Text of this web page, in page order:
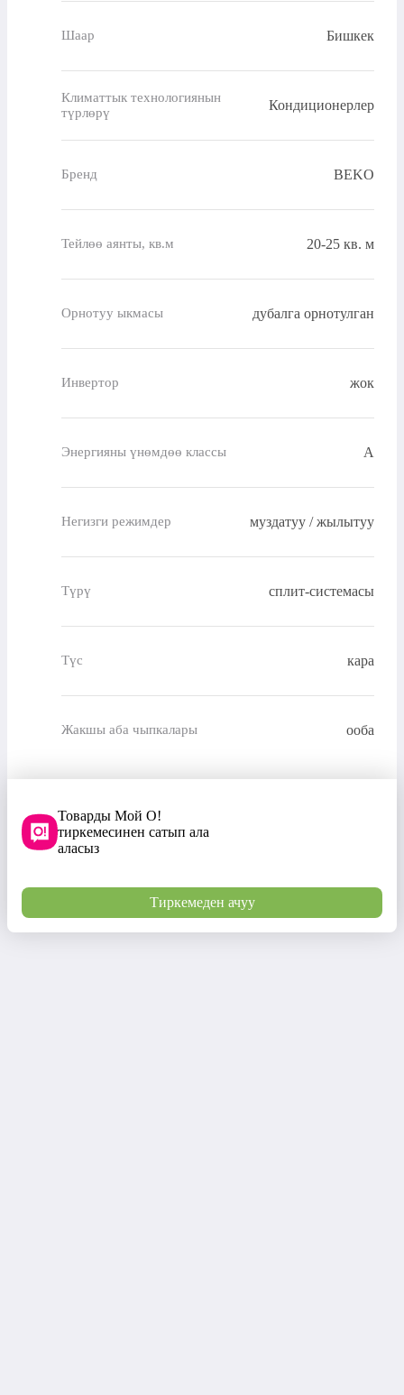
Шаар Бишкек
Климаттык технологиянын
түрлөрү
Кондиционерлер
Бренд BEKO
Тейлөө аянты, кв.м 20-25 кв. м
Орнотуу ыкмасы дубалга орнотулган
Инвертор жок
Энергияны үнөмдөө классы A
Негизги режимдер муздатуу / жылытуу
Түрү сплит-системасы
Түс кара
Жакшы аба чыпкалары ооба
Товарды Мой О!
тиркемесинен сатып ала
аласыз
Тиркемеден ачуу